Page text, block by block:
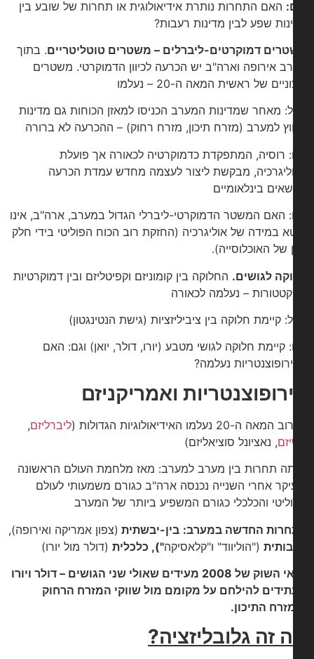
האם התחרות נותרת אידיאולוגית או תחרות של שובע בין
שפע לבין מדינות רעבות?
דמוקרטים-ליברלים– משטרים טוטליטריים. בתוך
אירופה וארה"ב יש הכרעה לכיוון הדמוקרטי. משטרים
של ראשית המאה ה-20 – נעלמו
מאחר שמדינות המערב הכניסו למאזן הכוחות גם מדינות
למערב (מזרח תיכון, מזרח רחוק) – ההכרעה לא ברורה
רוסיה, המתפקדת כדמוקרטיה לכאורה אך פועלת
מבקשת ליצור לעצמה מחדש עמדת הכרעה
בינלאומיים
האם המשטר הדמוקרטי-ליברלי הגדול במערב, ארה"ב, אינו
במידה של אוליגרכיה (החזקת רוב הכוח הפוליטי בידי חלק
של האוכלוסייה).
לגושים.החלוקה בין קומוניזם וקפיטליזם ובין דמוקרטיות
– נעלמה לכאורה
קיימת חלוקה בין ציביליזציות (גישת הנטינגטון)
קיימת חלוקה לגושי מטבע (יורו, דולר, יואן) וגם: האם
נעלמה?
ואמריקניזם
ה-20 נעלמו האידיאולוגיות הגדולות ( ליברליזם,
, נאציונל סוציאליזם)
תחרות בין מערב למערב: מאז מלחמת העולם הראשונה
אחרי השנייה נכנסה ארה"ב כגורם משמעותי לעולם
והכלכלי כגורם המשפיע ביותר של המערב
החדשה במערב: בין-יבשתית(צפון אמריקה ואירופה),
("הוליווד" ו"קלאסיקה"), כלכלית(דולר מול יורו)
תנאי השוק של 2008 מעידים שאולי שני הגושים – דולר ויורו
להילחם על מקומם מול שווקי המזרח הרחוק
התיכון.
זה גלובליזציה?